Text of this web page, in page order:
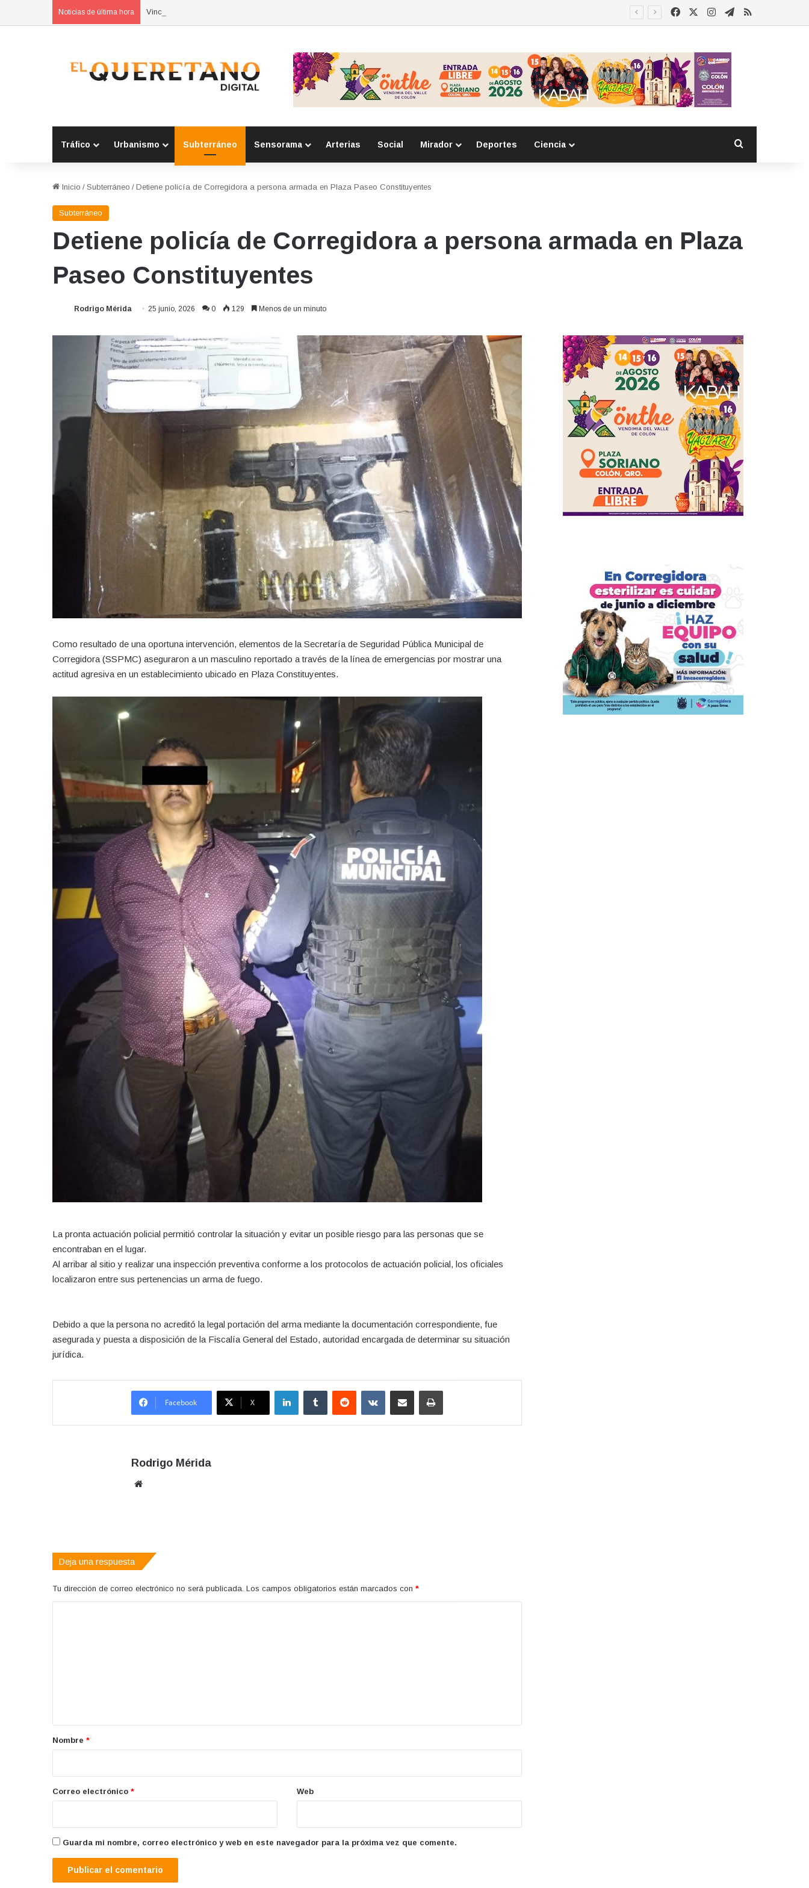
Noticias de última hora Vinculan a proceso a presunto autor de homicidio en Lázaro Cárdenas FacebookInstagram
Telegram
RSS
Tráfico Urbanismo Subterráneo Sensorama Arterias Social Mirador Deportes Ciencia
Inicio / Subterráneo / Detiene policía de Corregidora a persona armada en Plaza Paseo Constituyentes
Subterráneo
Detiene policía de Corregidora a persona armada en Plaza
Paseo Constituyentes
Rodrigo Mérida 25 junio, 2026 0 129 Menos de un minuto
Como resultado de una oportuna intervención, elementos de la Secretaría de Seguridad Pública Municipal de
Corregidora (SSPMC) aseguraron a un masculino reportado a través de la línea de emergencias por mostrar una
actitud agresiva en un establecimiento ubicado en Plaza Constituyentes.
La pronta actuación policial permitió controlar la situación y evitar un posible riesgo para las personas que se
encontraban en el lugar.
Al arribar al sitio y realizar una inspección preventiva conforme a los protocolos de actuación policial, los oficiales
localizaron entre sus pertenencias un arma de fuego.
Debido a que la persona no acreditó la legal portación del arma mediante la documentación correspondiente, fue
asegurada y puesta a disposición de la Fiscalía General del Estado, autoridad encargada de determinar su situación
jurídica.
Facebook X
LinkedInTumblr Reddit VKontakteCompartir por correo electrónicoImprimir
Rodrigo Mérida
Deja una respuesta
Tu dirección de correo electrónico no será publicada. Los campos obligatorios están marcados con *
r
*
Nombre *
Correo electrónico * Web
Guarda mi nombre, correo electrónico y web en este navegador para la próxima vez que comente.